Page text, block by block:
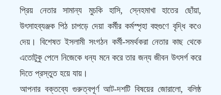
প্রিয় নেতার সামান্য মুচকি হাসি, স্নেহমাখা হাতের ছোঁয়া,
উৎসাহব্যঞ্জক পিঠ চাপড়ে দেয়া কর্মীর কর্মস্পৃহা বহুগুণে বৃদ্ধি কওে
দেয়। বিশেষত ইসলামী সংগঠন কর্মী-সমর্থকরা নেতার কাছ থেকে
এতোটুকু পেলে নিজেকে ধন্য মনে করে তার জন্য জীবন উৎসর্গ করে
দিতে প্রস্তুত হয়ে যায়।
আপনার বক্তব্যে গুরুত্বপূর্ণ আট-দশটি বিষয়ের জোরালো, বলিষ্ঠ